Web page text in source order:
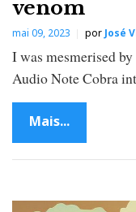
venom
mai 09, 2023 por José
I was mesmerised
Audio Note Cobra
Mais...